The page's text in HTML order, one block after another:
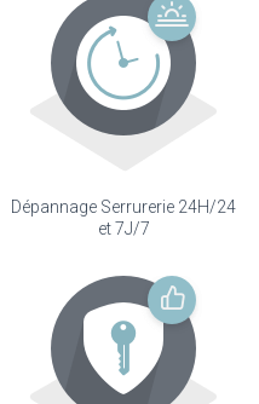
Dépannage Serrurerie 24H/24
et 7J/7